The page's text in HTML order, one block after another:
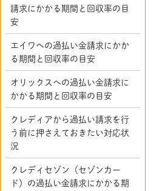
請求にかかる期間と回収率の目
安
エイワへの過払い金請求にかか
る期間と回収率の目安
オリックスへの過払い金請求に
かかる期間と回収率の目安
クレディアから過払い請求を行
う前に押さえておきたい対応状
況
クレディセゾン（セゾンカー
ド）の過払い金請求にかかる期